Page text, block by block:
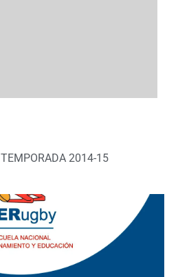
TEMPORADA 2014-15